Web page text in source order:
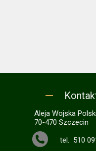
Aleja Wojska
70-470 Szczecin
tel. 510 091